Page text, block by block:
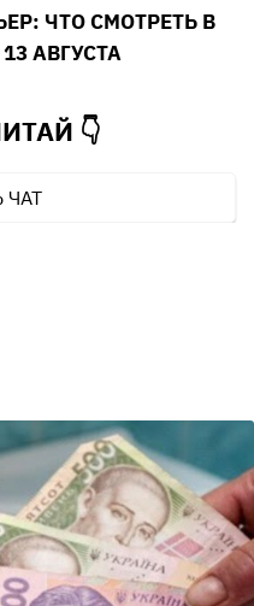
ЧТО СМОТРЕТЬ В
АВГУСТА
👇
ЧАТ